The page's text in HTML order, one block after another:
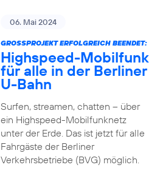
06. Mai 2024
GROSSPROJEKT ERFOLGREICH BEENDET:
Highspeed-Mobilfunk
für alle in der Berliner
U-Bahn
Surfen, streamen, chatten – über
ein Highspeed-Mobilfunknetz
unter der Erde. Das ist jetzt für alle
Fahrgäste der Berliner
Verkehrsbetriebe (BVG) möglich.